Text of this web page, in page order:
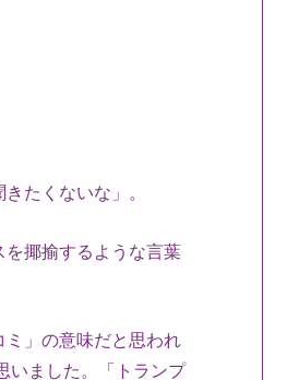
たくないな」。
揶揄するような言葉
」の意味だと思われ
いました。「トランプ